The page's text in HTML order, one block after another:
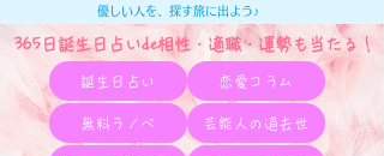
365日誕生日占いde相性・適職・​運勢も当たる！
優しい人を、探す旅に出よう♪
誕生日占い 恋愛コラム
無料ラノベ 芸能人の過去世